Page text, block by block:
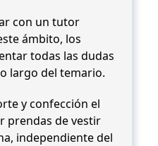
con un tutor
ámbito, los
todas las dudas
largo del temario.
y confección el
prendas de vestir
independiente del